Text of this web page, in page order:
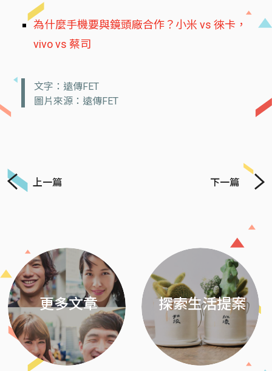
為什麼手機要與鏡頭廠合作？小米 vs 徠卡，
vivo vs 蔡司
文字：遠傳FET
圖片來源：遠傳FET
上一篇 下一篇
更多文章 探索生活提案